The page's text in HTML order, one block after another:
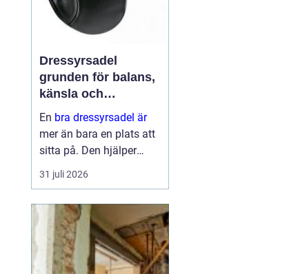
Dressyrsadel
grunden för balans,
känsla och
precision
En bra dressyrsadel är
mer än bara en plats att
sitta på. Den hjälper
ryttaren att hitta en
lodrät, stabil sits, ger
genom ryggen och gör
det möjligt att
kommunic...
31 juli 2026